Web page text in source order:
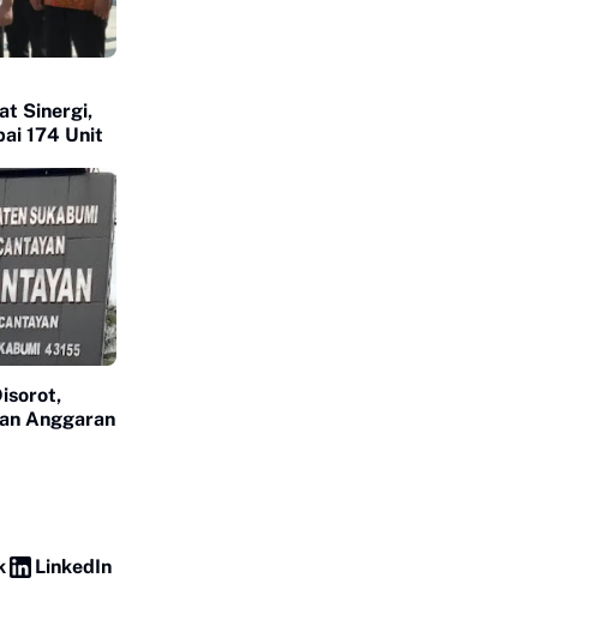
Sinergi,
174 Unit
Anggaran
LinkedIn